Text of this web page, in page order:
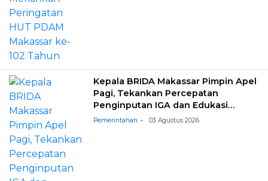
Kepala BRIDA Makassar Pimpin Apel
Pagi, Tekankan Percepatan
Penginputan IGA dan Edukasi
Pemilahan Sampah
Pemerintahan 03 Agustus 2026